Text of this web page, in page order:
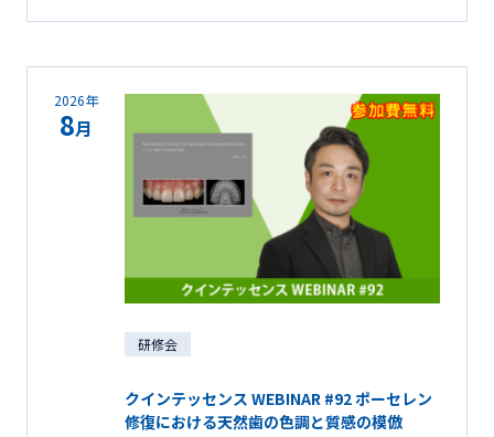
2026年
8月
研修会
クインテッセンス WEBINAR #92 ポーセレン
修復における天然歯の色調と質感の模倣